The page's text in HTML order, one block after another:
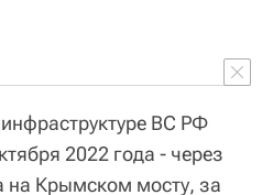
ВС РФ
2022 года - через
на Крымском мосту, за